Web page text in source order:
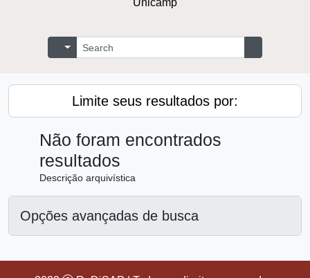
Buscar
Opções de busca
Limite seus resultados por:
Não foram encontrados
resultados
Descrição arquivística
Opções avançadas de busca